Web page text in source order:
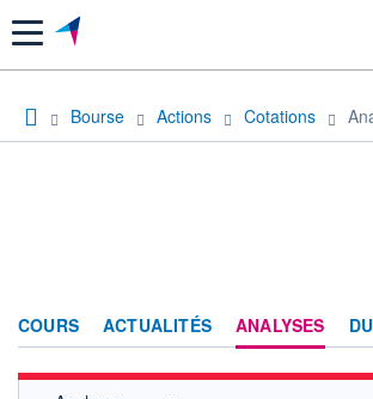
Menu
Bourse Actions Cotations
COURS ACTUALITÉS ANALYSES